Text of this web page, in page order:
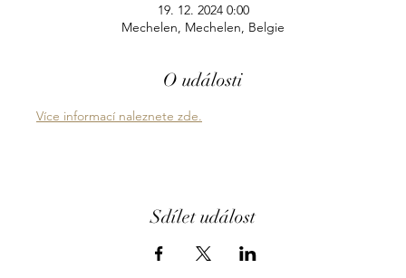
19. 12. 2024 0:00
Mechelen, Mechelen, Belgie
O události
Více informací naleznete zde.
Sdílet událost